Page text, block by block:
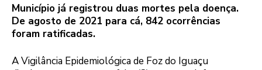
Município já registrou duas mortes pela doença.
De agosto de 2021 para cá, 842 ocorrências
foram ratificadas.
A Vigilância Epidemiológica de Foz do Iguaçu